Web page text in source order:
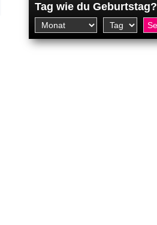
Tag wie du Geburtstag?